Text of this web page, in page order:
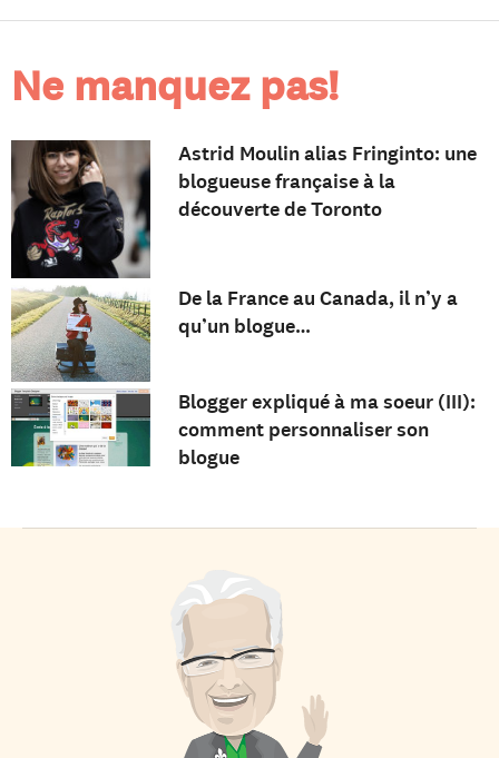
Ne manquez pas!
Astrid Moulin alias Fringinto: une
blogueuse française à la
découverte de Toronto
De la France au Canada, il n’y a
qu’un blogue…
Blogger expliqué à ma soeur (III):
comment personnaliser son
blogue